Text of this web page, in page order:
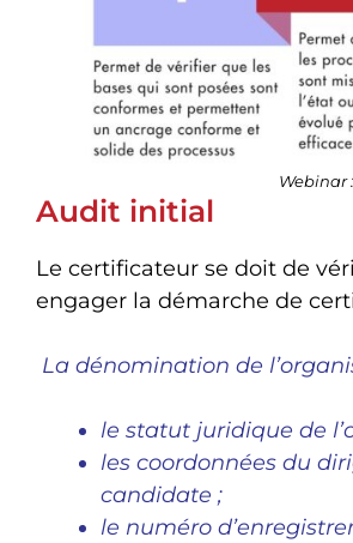
Webinar
Audit initial
Le certificateur se doit de
engager la démarche de
La dénomination de
le statut juridique de
les coordonnées du
candidate ;
le numéro